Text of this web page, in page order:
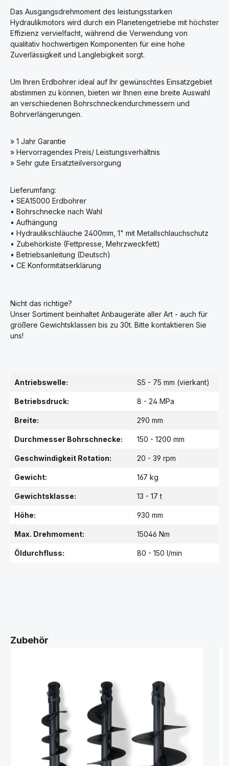
Das Ausgangsdrehmoment des leistungsstarken
Hydraulikmotors wird durch ein Planetengetriebe mit höchster
Effizienz vervielfacht, während die Verwendung von
qualitativ hochwertigen Komponenten für eine hohe
Zuverlässigkeit und Langlebigkeit sorgt.
Um Ihren Erdbohrer ideal auf Ihr gewünschtes Einsatzgebiet
abstimmen zu können, bieten wir Ihnen eine breite Auswahl
an verschiedenen Bohrschneckendurchmessern und
Bohrverlängerungen.
» 1 Jahr Garantie
» Hervorragendes Preis/ Leistungsverhältnis
» Sehr gute Ersatzteilversorgung
Lieferumfang:
• SEA15000 Erdbohrer
• Bohrschnecke nach Wahl
• Aufhängung
• Hydraulikschläuche 2400mm, 1" mit Metallschlauchschutz
• Zubehörkiste (Fettpresse, Mehrzweckfett)
• Betriebsanleitung (Deutsch)
• CE Konformitätserklärung
Nicht das richtige?
Unser Sortiment beinhaltet Anbaugeräte aller Art - auch für
größere Gewichtsklassen bis zu 30t. Bitte kontaktieren Sie
uns!
Antriebswelle: S5 - 75 mm (vierkant)
Betriebsdruck: 8 - 24 MPa
Breite: 290 mm
Durchmesser Bohrschnecke: 150 - 1200 mm
Geschwindigkeit Rotation: 20 - 39 rpm
Gewicht: 167 kg
Gewichtsklasse: 13 - 17 t
Höhe: 930 mm
Max. Drehmoment: 15046 Nm
Öldurchfluss: 80 - 150 l/min
Zubehör